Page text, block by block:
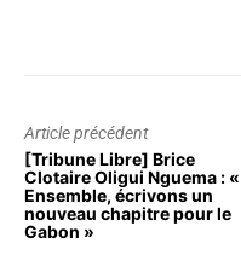
Article précédent
[Tribune Libre] Brice
Clotaire Oligui Nguema : «
Ensemble, écrivons un
nouveau chapitre pour le
Gabon »